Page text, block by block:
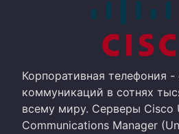
Корпоративная телефония -
коммуникаций в сотнях
всему миру. Серверы Cisco
Communications Manager